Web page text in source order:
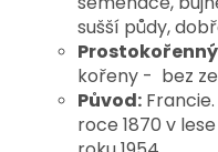
sušší půdy,
Prostokořenný
kořeny - bez
Původ:
roce 1870 v